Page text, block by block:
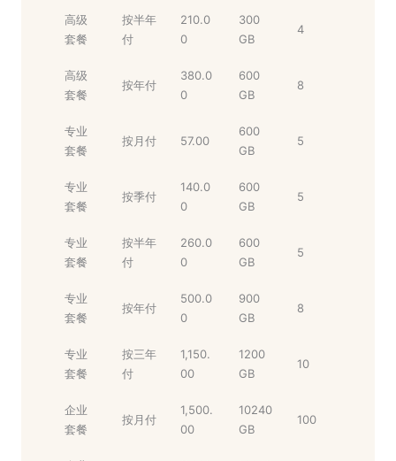
高级
套餐
按半年
付
210.0
0
300
GB
4
高级
套餐
按年付
380.0
0
600
GB
8
专业
套餐
按月付 57.00
600
GB
5
专业
套餐
按季付
140.0
0
600
GB
5
专业
套餐
按半年
付
260.0
0
600
GB
5
专业
套餐
按年付
500.0
0
900
GB
8
专业
套餐
按三年
付
1,150.
00
1200
GB
10
企业
套餐
按月付
1,500.
00
10240
GB
100